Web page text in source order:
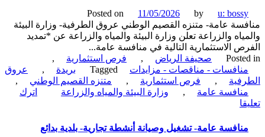
ببريدة-
إمارة
منطقة
القصيم
Posted on 11/05/2026 by
u:
عامة- متنزه القصيم الوطني عروق الطرفية- وزارة البيئة
والزراعة تعلن وزارة البيئة والمياه والزراعة عن *تمديد
الاستثمارية التالية في منافسة عامة...
صحيفة الرياض , فرص استثمارية
,
- مناقصات - مزايدات
Tagged بريدة ,
عروق
, فرص استثمارية , متنزه القصيم الوطني
,
عامة
, وزارة البيئة والمياه والزراعة
on
عامة-عامة- تشغيل وصيانة أنشطة تجارية- بلدية بدائع